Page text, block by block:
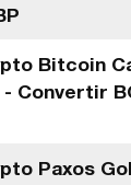
Bitcoin
Convertir
Paxos